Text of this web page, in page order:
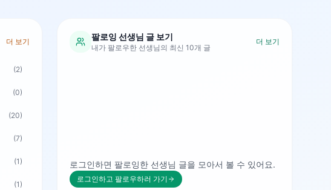
더 보기
(2)
(0)
(20)
(7)
(1)
(1)
팔로잉 선생님 글 보기
내가 팔로우한 선생님의 최신 10개 글
더 보기
로그인하면 팔로잉한 선생님 글을 모아서 볼 수 있어요.
로그인하고 팔로우하러 가기